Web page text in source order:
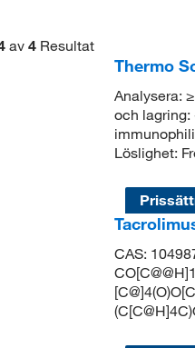
av 4 Resultat
Thermo
Analysera:
och lagring:
Löslighet:
CAS: